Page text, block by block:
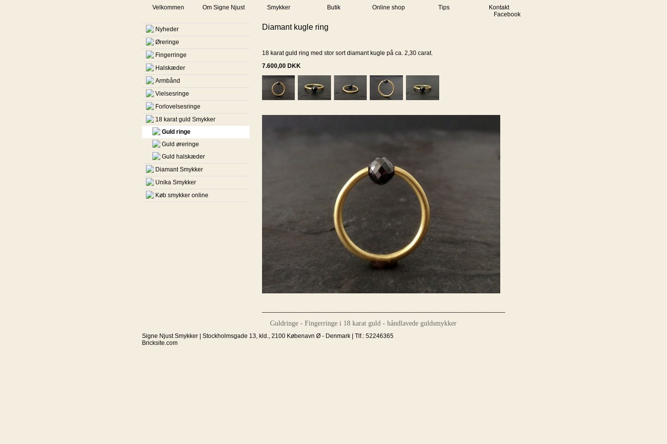
Velkommen Om Signe Njust Smykker Butik Online shop Tips
Kontakt
Facebook
Nyheder
Øreringe
Fingerringe
Halskæder
Armbånd
Vielsesringe
Forlovelsesringe
18 karat guld Smykker
Guld ringe
Guld øreringe
Guld halskæder
Diamant Smykker
Unika Smykker
Køb smykker online
Diamant kugle ring
18 karat guld ring med stor sort diamant kugle på ca. 2,30 carat.
7.600,00DKK
Guldringe - Fingerringe i 18 karat guld - håndlavede guldsmykker
Signe Njust Smykker | Stockholmsgade 13, kld., 2100 Købenavn Ø - Denmark | Tlf.: 52246365
Bricksite.com